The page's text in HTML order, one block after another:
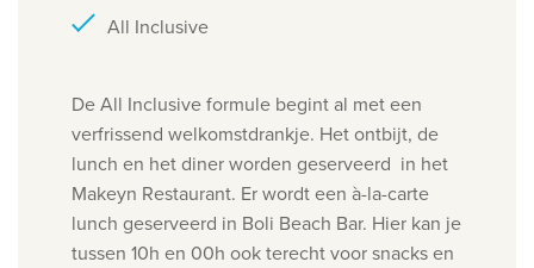
All Inclusive
De All Inclusive formule begint al met een
verfrissend welkomstdrankje. Het ontbijt, de
lunch en het diner worden geserveerd in het
Makeyn Restaurant. Er wordt een à-la-carte
lunch geserveerd in Boli Beach Bar. Hier kan je
tussen 10h en 00h ook terecht voor snacks en